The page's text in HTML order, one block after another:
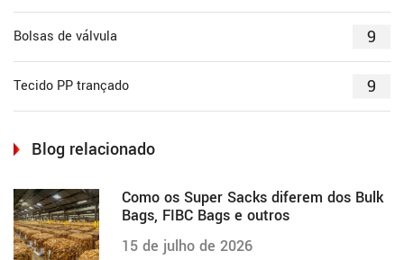
Bolsas de válvula 9
Tecido PP trançado 9
Blog relacionado
Como os Super Sacks diferem dos Bulk
Bags, FIBC Bags e outros
15 de julho de 2026